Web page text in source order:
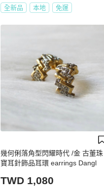
全新品 本地 免運
幾何俐落角型閃耀時代 /金 古董珠
寶耳針飾品耳環 earrings Dangl
TWD 1,080